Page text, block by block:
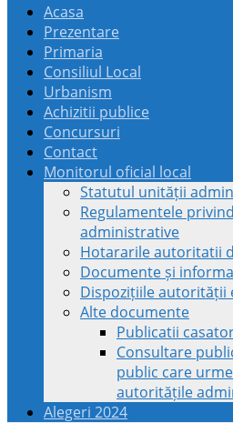
Acasa
Prezentare
Primaria
Consiliul Local
Urbanism
Achizitii publice
Concursuri
Contact
Monitorul oficial local
Statutul unității
Regulamentele
administrative
Hotararile autoritatii
Documente și
Dispozițiile autorității
Alte documente
Publicatii
Consultare
public care
autoritățile
Alegeri 2024